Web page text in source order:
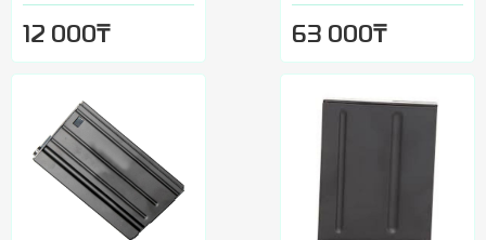
12 000₸ 63 000₸